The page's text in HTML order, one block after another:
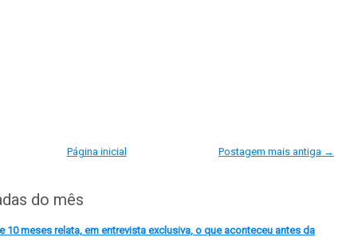
Postagem mais antiga →
Página inicial
do mês
10 meses relata, em entrevista exclusiva, o que aconteceu antes da